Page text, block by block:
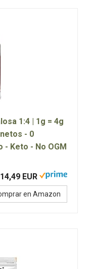
1:4 | 1g = 4g
- 0
- Keto - No OGM
14,49 EUR
en Amazon